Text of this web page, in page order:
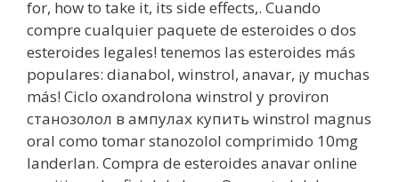
for, how to take it, its side effects,. Cuando
compre cualquier paquete de esteroides o dos
esteroides legales! tenemos las esteroides más
populares: dianabol, winstrol, anavar, ¡y muchas
más! Ciclo oxandrolona winstrol y proviron
станозолол в ампулах купить winstrol magnus
oral como tomar stanozolol comprimido 10mg
landerlan. Compra de esteroides anavar online